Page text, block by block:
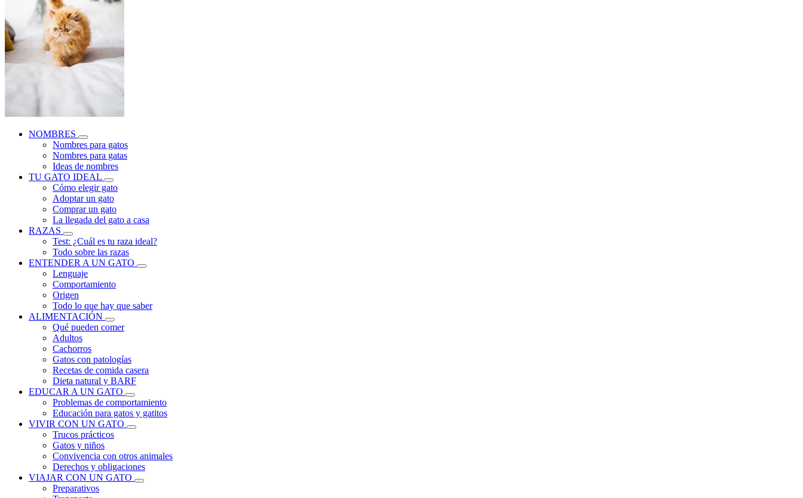
NOMBRES
Nombres para gatos
Nombres para gatas
Ideas de nombres
TU GATO IDEAL
Cómo elegir gato
Adoptar un gato
Comprar un gato
La llegada del gato a casa
RAZAS
Test: ¿Cuál es tu raza ideal?
Todo sobre las razas
ENTENDER A UN GATO
Lenguaje
Comportamiento
Origen
Todo lo que hay que saber
ALIMENTACIÓN
Qué pueden comer
Adultos
Cachorros
Gatos con patologías
Recetas de comida casera
Dieta natural y BARF
EDUCAR A UN GATO
Problemas de comportamiento
Educación para gatos y gatitos
VIVIR CON UN GATO
Trucos prácticos
Gatos y niños
Convivencia con otros animales
Derechos y obligaciones
VIAJAR CON UN GATO
Preparativos